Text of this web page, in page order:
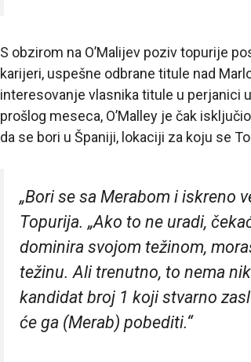
S obzirom na O’Malijev poziv topurije
karijeri, uspešne odbrane titule nad
interesovanje vlasnika titule u perjanici
prošlog meseca, O’Malley je čak
da se bori u Španiji, lokaciji za koju se
„Bori se sa Merabom i iskreno
Topurija. „Ako to ne uradi,
dominira svojom težinom,
težinu. Ali trenutno, to nema
kandidat broj 1 koji stvarno
će ga (Merab) pobediti.“